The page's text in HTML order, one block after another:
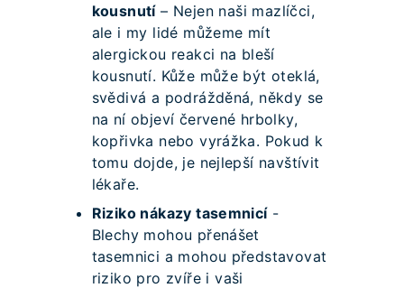
kousnutí– Nejen naši mazlíčci,
ale i my lidé můžeme mít
alergickou reakci na bleší
kousnutí. Kůže může být oteklá,
svědivá a podrážděná, někdy se
na ní objeví červené hrbolky,
kopřivka nebo vyrážka. Pokud k
tomu dojde, je nejlepší navštívit
lékaře.
Riziko nákazy tasemnicí-
Blechy mohou přenášet
tasemnici a mohou představovat
riziko pro zvíře i vaši